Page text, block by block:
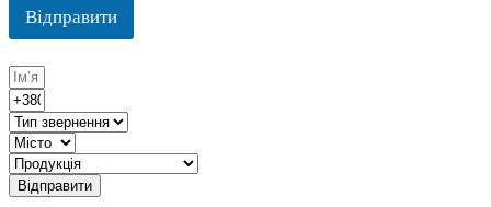
Відправити
Відправити